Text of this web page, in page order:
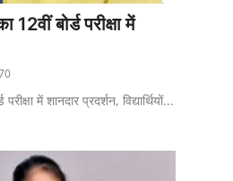
बोर्ड परीक्षा में
में शानदार प्रदर्शन, विद्यार्थियों...